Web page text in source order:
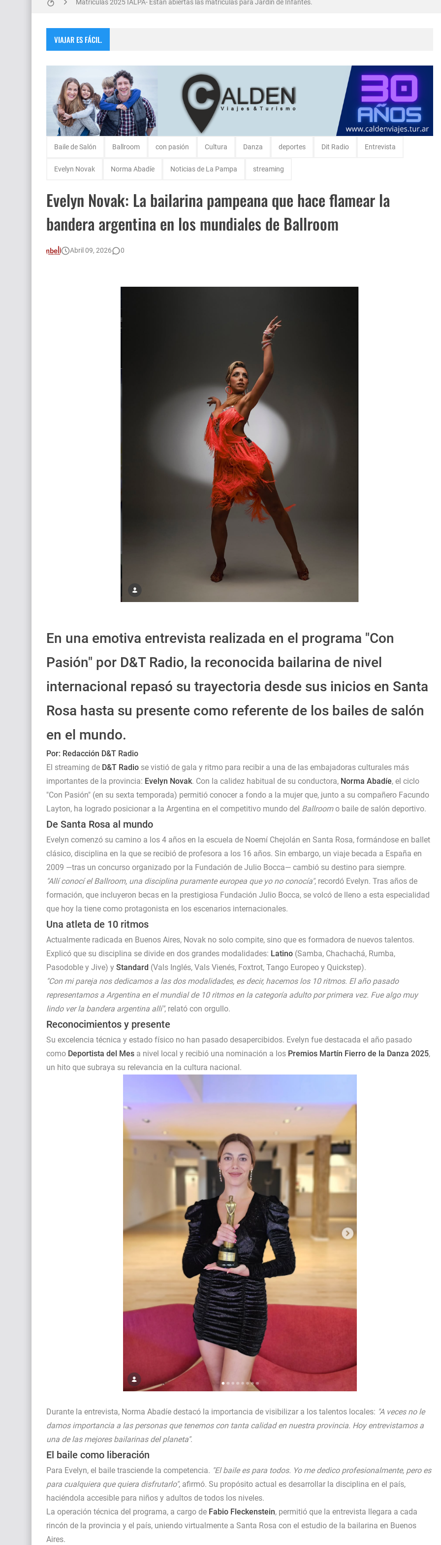
Matrículas 2025 IALPA- Estan abiertas las matrículas para Jardin de Infantes.
Escuela Sabática en su 172 aniversario se celebró en Intendente Alvear, La Pampa
Monte Hermoso, las playas mas cálidas con Norma Abadie.
VIAJAR ES FÁCIL.
Baile de Salón Ballroom con pasión Cultura Danza deportes Dit Radio Entrevista
Evelyn Novak Norma Abadíe Noticias de La Pampa streaming
Evelyn Novak: La bailarina pampeana que hace flamear la
bandera argentina en los mundiales de Ballroom
Abril 09, 2026 0
En una emotiva entrevista realizada en el programa "Con
Pasión" por D&T Radio, la reconocida bailarina de nivel
internacional repasó su trayectoria desde sus inicios en Santa
Rosa hasta su presente como referente de los bailes de salón
en el mundo.
Por: Redacción D&T Radio
El streaming de D&T Radio se vistió de gala y ritmo para recibir a una de las embajadoras culturales más
importantes de la provincia: Evelyn Novak. Con la calidez habitual de su conductora, Norma Abadíe, el ciclo
"Con Pasión" (en su sexta temporada) permitió conocer a fondo a la mujer que, junto a su compañero Facundo
Layton, ha logrado posicionar a la Argentina en el competitivo mundo del Ballroomo baile de salón deportivo.
De Santa Rosa al mundo
Evelyn comenzó su camino a los 4 años en la escuela de Noemí Chejolán en Santa Rosa, formándose en ballet
clásico, disciplina en la que se recibió de profesora a los 16 años. Sin embargo, un viaje becada a España en
2009 —tras un concurso organizado por la Fundación de Julio Bocca— cambió su destino para siempre.
"Allí conocí el Ballroom, una disciplina puramente europea que yo no conocía", recordó Evelyn. Tras años de
formación, que incluyeron becas en la prestigiosa Fundación Julio Bocca, se volcó de lleno a esta especialidad
que hoy la tiene como protagonista en los escenarios internacionales.
Una atleta de 10 ritmos
Actualmente radicada en Buenos Aires, Novak no solo compite, sino que es formadora de nuevos talentos.
Explicó que su disciplina se divide en dos grandes modalidades: Latino (Samba, Chachachá, Rumba,
Pasodoble y Jive) y Standard (Vals Inglés, Vals Vienés, Foxtrot, Tango Europeo y Quickstep).
"Con mi pareja nos dedicamos a las dos modalidades, es decir, hacemos los 10 ritmos. El año pasado
representamos a Argentina en el mundial de 10 ritmos en la categoría adulto por primera vez. Fue algo muy
lindo ver la bandera argentina allí", relató con orgullo.
Reconocimientos y presente
Su excelencia técnica y estado físico no han pasado desapercibidos. Evelyn fue destacada el año pasado
como Deportista del Mes a nivel local y recibió una nominación a los Premios Martín Fierro de la Danza 2025,
un hito que subraya su relevancia en la cultura nacional.
Durante la entrevista, Norma Abadíe destacó la importancia de visibilizar a los talentos locales: "A veces no le
damos importancia a las personas que tenemos con tanta calidad en nuestra provincia. Hoy entrevistamos a
una de las mejores bailarinas del planeta".
El baile como liberación
Para Evelyn, el baile trasciende la competencia. "El baile es para todos. Yo me dedico profesionalmente, pero es
para cualquiera que quiera disfrutarlo", afirmó. Su propósito actual es desarrollar la disciplina en el país,
haciéndola accesible para niños y adultos de todos los niveles.
La operación técnica del programa, a cargo de Fabio Fleckenstein, permitió que la entrevista llegara a cada
rincón de la provincia y el país, uniendo virtualmente a Santa Rosa con el estudio de la bailarina en Buenos
Aires.